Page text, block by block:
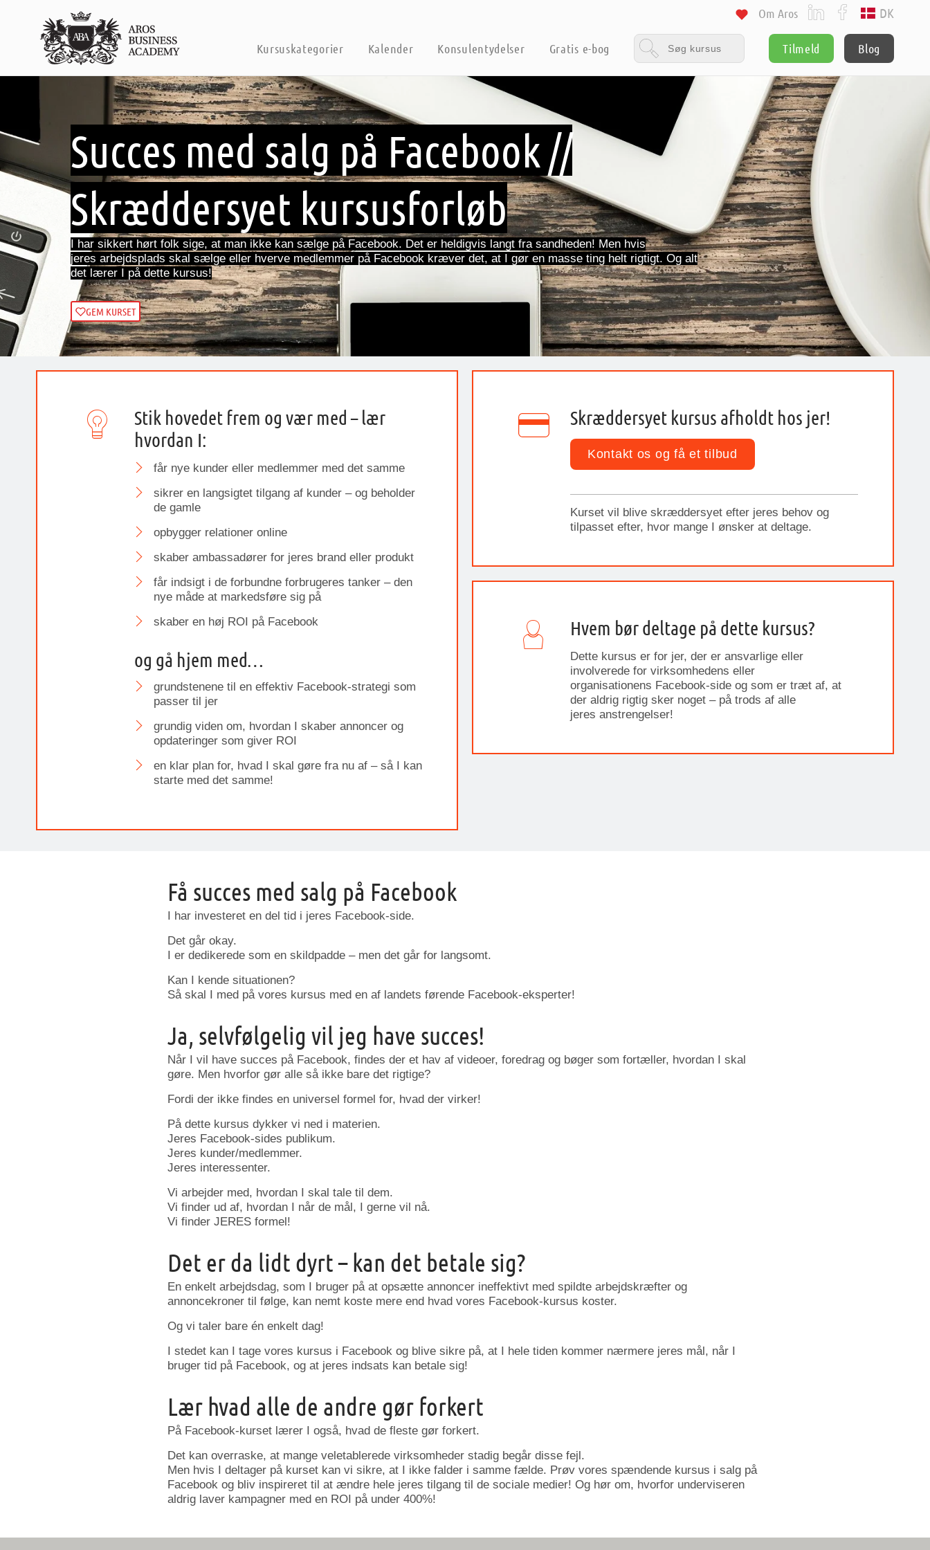
Kursuskategorier Kalender Konsulentydelser Gratis e-bog Tilmeld Blog
Om Aros DK
Succes med salg på Facebook //
Skræddersyet kursusforløb
I har sikkert hørt folk sige, at man ikke kan sælge på Facebook. Det er heldigvis langt fra sandheden! Men hvis
jeres arbejdsplads skal sælge eller hverve medlemmer på Facebook kræver det, at I gør en masse ting helt rigtigt. Og alt
det lærer I på dette kursus!
GEM KURSET
Stik hovedet frem og vær med – lær
hvordan I:
får nye kunder eller medlemmer med det samme
sikrer en langsigtet tilgang af kunder – og beholder
de gamle
opbygger relationer online
skaber ambassadører for jeres brand eller produkt
får indsigt i de forbundne forbrugeres tanker – den
nye måde at markedsføre sig på
skaber en høj ROI på Facebook
og gå hjem med…
grundstenene til en effektiv Facebook-strategi som
passer til jer
grundig viden om, hvordan I skaber annoncer og
opdateringer som giver ROI
en klar plan for, hvad I skal gøre fra nu af – så I kan
starte med det samme!
Skræddersyet kursus afholdt hos jer!
Kontakt os og få et tilbud
Kurset vil blive skræddersyet efter jeres behov og
tilpasset efter, hvor mange I ønsker at deltage.
Hvem bør deltage på dette kursus?
Dette kursus er for jer, der er ansvarlige eller
involverede for virksomhedens eller
organisationens Facebook-side og som er træt af, at
der aldrig rigtig sker noget – på trods af alle
jeres anstrengelser!
Få succes med salg på Facebook
I har investeret en del tid i jeres Facebook-side.
Det går okay.
I er dedikerede som en skildpadde – men det går for langsomt.
Kan I kende situationen?
Så skal I med på vores kursus med en af landets førende Facebook-eksperter!
Ja, selvfølgelig vil jeg have succes!
Når I vil have succes på Facebook, findes der et hav af videoer, foredrag og bøger som fortæller, hvordan I skal
gøre. Men hvorfor gør alle så ikke bare det rigtige?
Fordi der ikke findes en universel formel for, hvad der virker!
På dette kursus dykker vi ned i materien.
Jeres Facebook-sides publikum.
Jeres kunder/medlemmer.
Jeres interessenter.
Vi arbejder med, hvordan I skal tale til dem.
Vi finder ud af, hvordan I når de mål, I gerne vil nå.
Vi finder JERES formel!
Det er da lidt dyrt – kan det betale sig?
En enkelt arbejdsdag, som I bruger på at opsætte annoncer ineffektivt med spildte arbejdskræfter og
annoncekroner til følge, kan nemt koste mere end hvad vores Facebook-kursus koster.
Og vi taler bare én enkelt dag!
I stedet kan I tage vores kursus i Facebook og blive sikre på, at I hele tiden kommer nærmere jeres mål, når I
bruger tid på Facebook, og at jeres indsats kan betale sig!
Lær hvad alle de andre gør forkert
På Facebook-kurset lærer I også, hvad de fleste gør forkert.
Det kan overraske, at mange veletablerede virksomheder stadig begår disse fejl.
Men hvis I deltager på kurset kan vi sikre, at I ikke falder i samme fælde. Prøv vores spændende kursus i salg på
Facebook og bliv inspireret til at ændre hele jeres tilgang til de sociale medier! Og hør om, hvorfor underviseren
aldrig laver kampagner med en ROI på under 400%!